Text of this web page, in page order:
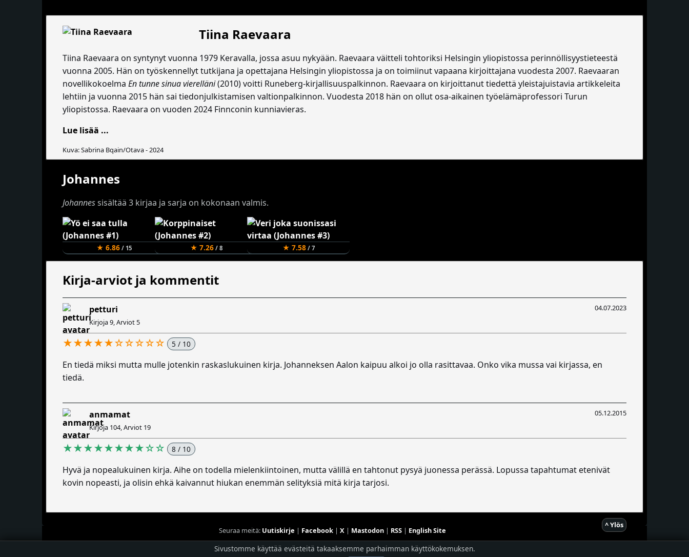
Tiina Raevaara
Tiina Raevaara on syntynyt vuonna 1979 Keravalla, jossa asuu nykyään. Raevaara väitteli tohtoriksi Helsingin yliopistossa perinnöllisyystieteestä
vuonna 2005. Hän on työskennellyt tutkijana ja opettajana Helsingin yliopistossa ja on toimiinut vapaana kirjoittajana vuodesta 2007. Raevaaran
novellikokoelma En tunne sinua vierelläni(2010) voitti Runeberg-kirjallisuuspalkinnon. Raevaara on kirjoittanut tiedettä yleistajuistavia artikkeleita
lehtiin ja vuonna 2015 hän sai tiedonjulkistamisen valtionpalkinnon. Vuodesta 2018 hän on ollut osa-aikainen työelämäprofessori Turun
yliopistossa. Raevaara on vuoden 2024 Finnconin kunniavieras.
Lue lisää ...
Kuva: Sabrina Bqain/Otava - 2024
Johannes
Johannessisältää 3 kirjaa ja sarja on kokonaan valmis.
★ 6.86/ 15 ★ 7.26/ 8 ★ 7.58/ 7
Kirja-arviot ja kommentit
04.07.2023
petturi
Kirjoja 9, Arviot 5
★★★★★☆☆☆☆☆ 5 / 10
En tiedä miksi mutta mulle jotenkin raskaslukuinen kirja. Johanneksen Aalon kaipuu alkoi jo olla rasittavaa. Onko vika mussa vai kirjassa, en
tiedä.
05.12.2015
anmamat
Kirjoja 104, Arviot 19
★★★★★★★★☆☆ 8 / 10
Hyvä ja nopealukuinen kirja. Aihe on todella mielenkiintoinen, mutta välillä en tahtonut pysyä juonessa perässä. Lopussa tapahtumat etenivät
kovin nopeasti, ja olisin ehkä kaivannut hiukan enemmän selityksiä mitä kirja tarjosi.
^ Ylös
Seuraa meitä: Uutiskirje | Facebook| X| Mastodon| RSS| English Site
Hostingpalvelun tarjoaaPlaneetta Internet Oy
Sivustomme käyttää evästeitä takaaksemme parhaimman käyttökokemuksen.